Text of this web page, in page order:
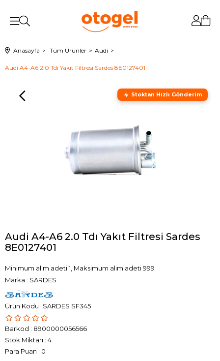
Anasayfa Tüm Ürünler Audi
Audi A4-A6 2.0 Tdı Yakıt Filtresi Sardes 8E0127401
Stoktan Hızlı Gönderim
Audi A4-A6 2.0 Tdı Yakıt Filtresi Sardes
8E0127401
Minimum alım adeti 1, Maksimum alım adeti 999
Marka : SARDES
SARDES SF345
Barkod : 8900000056566
Stok Miktarı : 4
Para Puan : 0